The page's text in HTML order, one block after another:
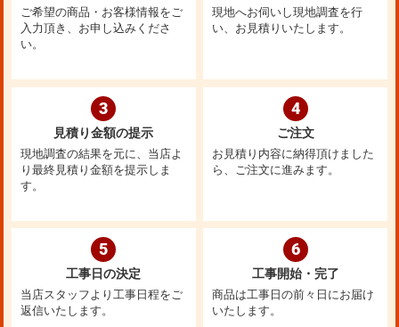
ご希望の商品・お客様情報をご
入力頂き、お申し込みくださ
い。
現地へお伺いし現地調査を行
い、お見積りいたします。
3
見積り金額の提示
現地調査の結果を元に、当店よ
り最終見積り金額を提示しま
す。
4
ご注文
お見積り内容に納得頂けました
ら、ご注文に進みます。
5
工事日の決定
当店スタッフより工事日程をご
返信いたします。
6
工事開始・完了
商品は工事日の前々日にお届け
いたします。